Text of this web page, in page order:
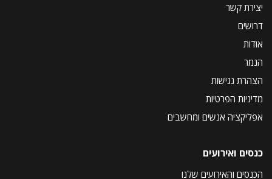
יצירת קשר
דרושים
אודות
הנמר
הצהרת נגישות
מדיניות הפרטיות
אפליקציה אנשים ומחשבים
כנסים ואירועים
הכנסים והאירועים שלנו